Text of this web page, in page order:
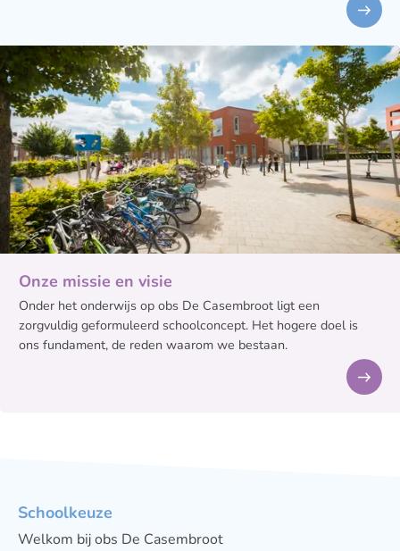
Onze missie en visie
Onder het onderwijs op obs De Casembroot ligt een
zorgvuldig geformuleerd schoolconcept. Het hogere doel is
ons fundament, de reden waarom we bestaan.
Schoolkeuze
Welkom bij obs De Casembroot